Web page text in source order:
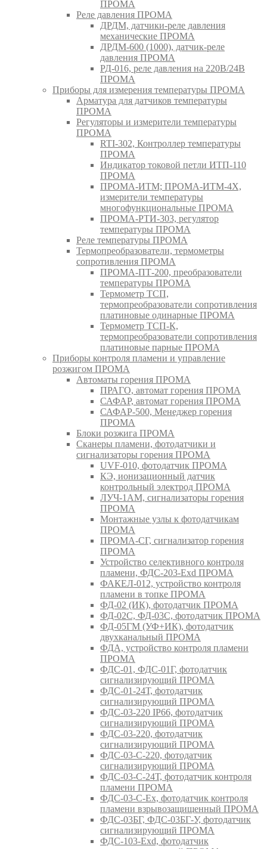
ПРОМА
Реле давления ПРОМА
ДРДМ, датчики-реле давления
механические ПРОМА
ДРДМ-600 (1000), датчик-реле
давления ПРОМА
РД-016, реле давления на 220В/24В
ПРОМА
Приборы для измерения температуры ПРОМА
Арматура для датчиков температуры
ПРОМА
Регуляторы и измерители температуры
ПРОМА
RTI-302, Контроллер температуры
ПРОМА
Индикатор токовой петли ИТП-110
ПРОМА
ПРОМА-ИТМ; ПРОМА-ИТМ-4Х,
измерители температуры
многофункциональные ПРОМА
ПРОМА-РТИ-303, регулятор
температуры ПРОМА
Реле температуры ПРОМА
Термопреобразователи, термометры
сопротивления ПРОМА
ПРОМА-ПТ-200, преобразователи
температуры ПРОМА
Термометр ТСП,
термопреобразователи сопротивления
платиновые одинарные ПРОМА
Термометр ТСП-К,
термопреобразователи сопротивления
платиновые парные ПРОМА
Приборы контроля пламени и управление
розжигом ПРОМА
Автоматы горения ПРОМА
ПРАГО, автомат горения ПРОМА
САФАР, автомат горения ПРОМА
САФАР-500, Менеджер горения
ПРОМА
Блоки розжига ПРОМА
Сканеры пламени, фотодатчики и
сигнализаторы горения ПРОМА
UVF-010, фотодатчик ПРОМА
КЭ, ионизационный датчик
контрольный электрод ПРОМА
ЛУЧ-1АМ, сигнализаторы горения
ПРОМА
Монтажные узлы к фотодатчикам
ПРОМА
ПРОМА-СГ, сигнализатор горения
ПРОМА
Устройство селективного контроля
пламени, ФДС-203-Exd ПРОМА
ФАКЕЛ-012, устройство контроля
пламени в топке ПРОМА
ФД-02 (ИК), фотодатчик ПРОМА
ФД-02С, ФД-03С, фотодатчик ПРОМА
ФД-05ГМ (УФ+ИК), фотодатчик
двухканальный ПРОМА
ФДА, устройство контроля пламени
ПРОМА
ФДС-01, ФДС-01Г, фотодатчик
сигнализирующий ПРОМА
ФДС-01-24Т, фотодатчик
сигнализирующий ПРОМА
ФДС-03-220 IP66, фотодатчик
сигнализирующий ПРОМА
ФДС-03-220, фотодатчик
сигнализирующий ПРОМА
ФДС-03-С-220, фотодатчик
сигнализирующий ПРОМА
ФДС-03-С-24Т, фотодатчик контроля
пламени ПРОМА
ФДС-03-С-Ex, фотодатчик контроля
пламени взрывозащищенный ПРОМА
ФДС-03БГ, ФДС-03БГ-У, фотодатчик
сигнализирующий ПРОМА
ФДС-103-Ехd, фотодатчик